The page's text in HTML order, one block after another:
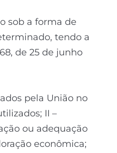
sob a forma de
tendo a
de 25 de junho
pela União no
II –
ou adequação
econômica;